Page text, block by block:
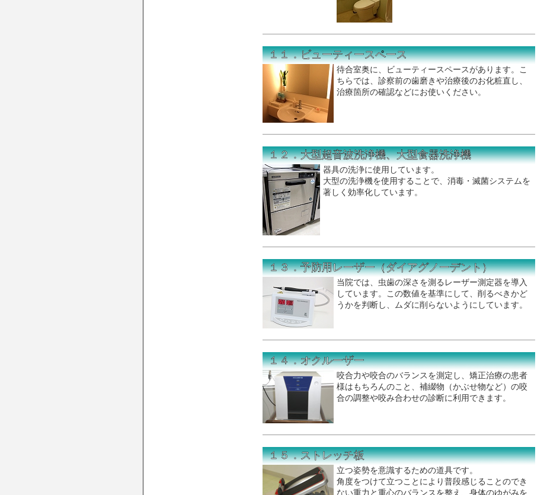
１１．ビューティースペース
待合室奥に、ビューティースペースがあります。こ
ちらでは、診察前の歯磨きや治療後のお化粧直し、
治療箇所の確認などにお使いください。
１２．大型超音波洗浄機、大型食器洗浄機
器具の洗浄に使用しています。
大型の洗浄機を使用することで、消毒・滅菌システムを
著しく効率化しています。
１３．予防用レーザー（ダイアグノーデント）
当院では、虫歯の深さを測るレーザー測定器を導入
しています。この数値を基準にして、削るべきかど
うかを判断し、ムダに削らないようにしています。
１４．オクルーザー
咬合力や咬合のバランスを測定し、矯正治療の患者
様はもちろんのこと、補綴物（かぶせ物など）の咬
合の調整や咬み合わせの診断に利用できます。
１５．ストレッチ板
立つ姿勢を意識するための道具です。
角度をつけて立つことにより普段感じることのでき
ない重力と重心のバランスを整え、身体のゆがみを